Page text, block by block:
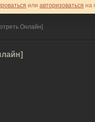
или авторизоваться на
Онлайн]